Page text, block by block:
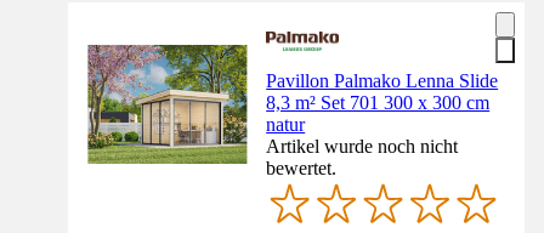
Pavillon Palmako Lenna Slide
8,3 m² Set 701 300 x 300 cm
natur
Artikel wurde noch nicht
bewertet.